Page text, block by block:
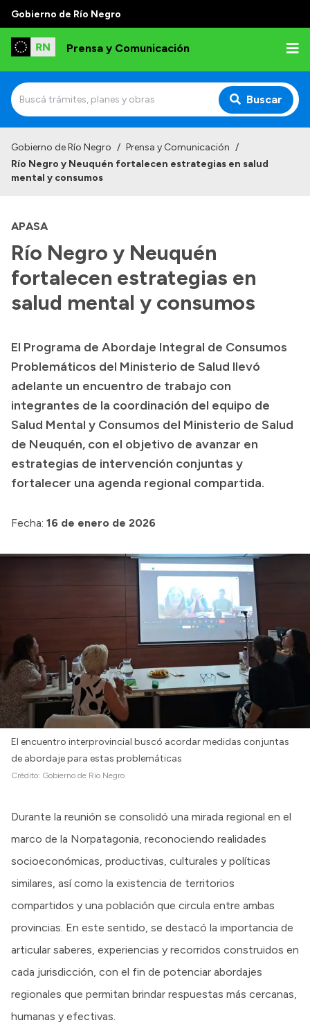
Gobierno de Río Negro
Prensa y Comunicación
Buscar
Institucional
Referentes de prensa
Archivo de noticias
Transparencia
Boletín Oficial
Compras y licitaciones
Consulta de expedientes
Consulta de pago a proveedores
Convocatorias
Intranet
Gobierno de Río Negro / Prensa y Comunicación /
Río Negro y Neuquén fortalecen estrategias en salud
mental y consumos
APASA
Río Negro y Neuquén
fortalecen estrategias en
salud mental y consumos
El Programa de Abordaje Integral de Consumos
Problemáticos del Ministerio de Salud llevó
adelante un encuentro de trabajo con
integrantes de la coordinación del equipo de
Salud Mental y Consumos del Ministerio de Salud
de Neuquén, con el objetivo de avanzar en
estrategias de intervención conjuntas y
fortalecer una agenda regional compartida.
Fecha: 16 de enero de 2026
El encuentro interprovincial buscó acordar medidas conjuntas
de abordaje para estas problemáticas
Crédito: Gobierno de Rio Negro
Durante la reunión se consolidó una mirada regional en el
marco de la Norpatagonia, reconociendo realidades
socioeconómicas, productivas, culturales y políticas
similares, así como la existencia de territorios
compartidos y una población que circula entre ambas
provincias. En este sentido, se destacó la importancia de
articular saberes, experiencias y recorridos construidos en
cada jurisdicción, con el fin de potenciar abordajes
regionales que permitan brindar respuestas más cercanas,
humanas y efectivas.